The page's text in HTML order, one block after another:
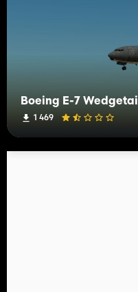
Boeing E-7 Wedgetail
1 469